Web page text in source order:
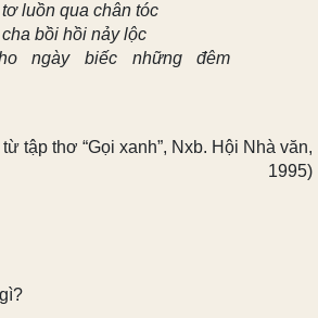
luồn qua chân tóc
cha bồi hồi nảy lộc
ngày biếc những đêm
tập thơ “Gọi xanh”, Nxb. Hội Nhà văn,
1995)